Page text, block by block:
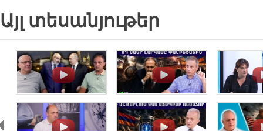
Այլ տեսանյութեր
. . .
. . .